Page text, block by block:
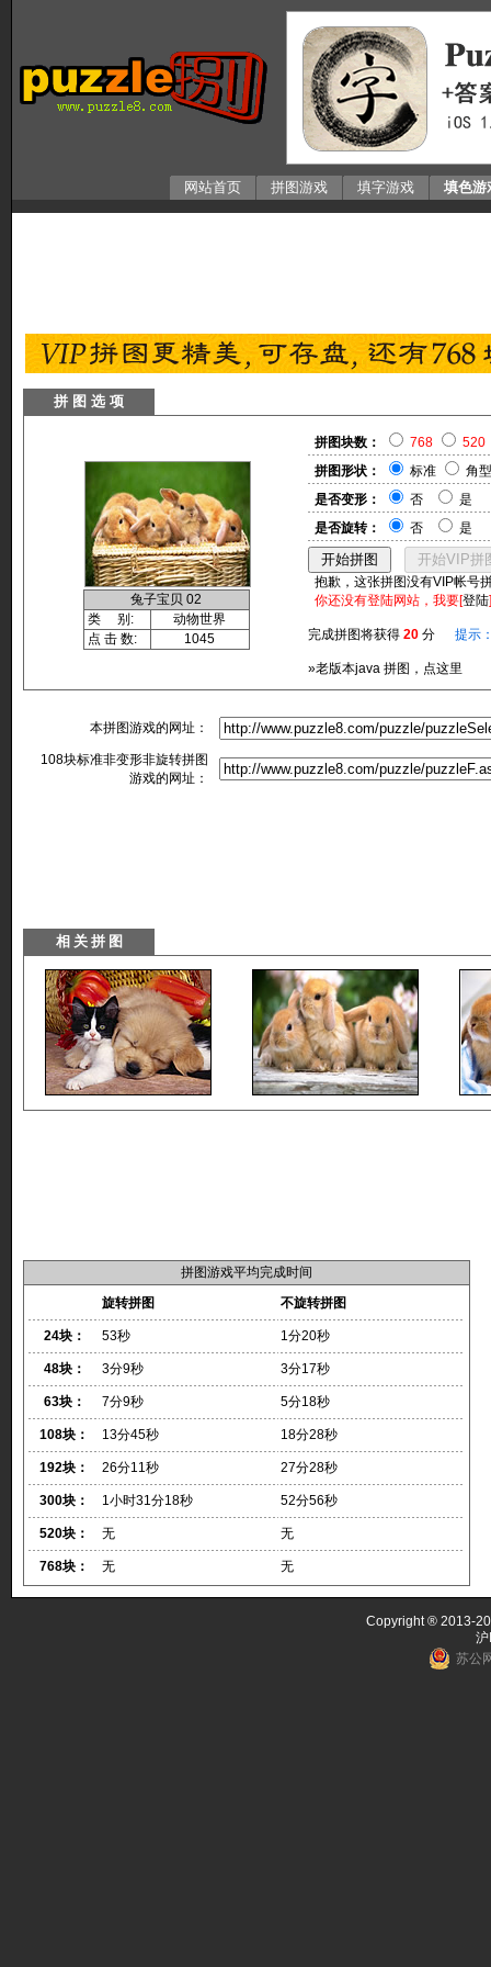
网站首页 拼图游戏 填字游戏 填色游
拼 图 选 项
兔子宝贝 02
类 别:
动物世界
点 击 数:
1045
拼图块数： 768
520
拼图形状：
标准
角型
是否变形：
否
是
是否旋转：
否 是
抱歉，这张拼图没有VIP帐号
你还没有登陆网站，我要[登陆
完成拼图将获得 20 分 提示
»老版本java 拼图，点这里
本拼图游戏的网址：
108块标准非变形非旋转拼图
游戏的网址：
拼图游戏平均完成时间
旋转拼图
不旋转拼图
24块： 53秒 1分20秒
48块： 3分9秒 3分17秒
63块： 7分9秒 5分18秒
108块： 13分45秒 18分28秒
192块： 26分11秒 27分28秒
300块： 1小时31分18秒 52分56秒
520块： 无 无
768块： 无 无
Copyright ® 2013-
苏公